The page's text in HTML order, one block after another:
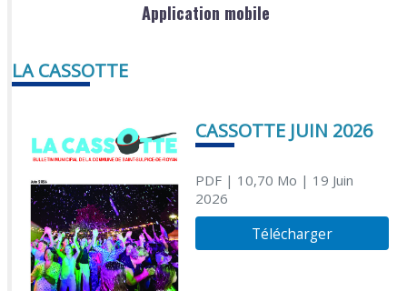
Application mobile
LA CASSOTTE
CASSOTTE JUIN 2026
PDF| 10,70 Mo | 19 Juin
2026
Télécharger